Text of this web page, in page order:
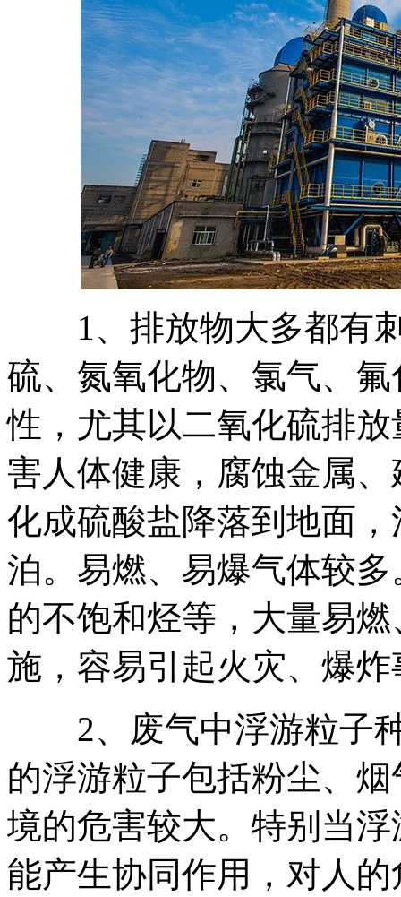
1、排放物大多都有刺
硫、氮氧化物、氯气、
性，尤其以二氧化硫排
害人体健康，腐蚀金属
化成硫酸盐降落到地面
泊。易燃、易爆气体较
的不饱和烃等，大量易
施，容易引起火灾、爆
2、废气中浮游粒子种
的浮游粒子包括粉尘、
境的危害较大。特别当
能产生协同作用，对人